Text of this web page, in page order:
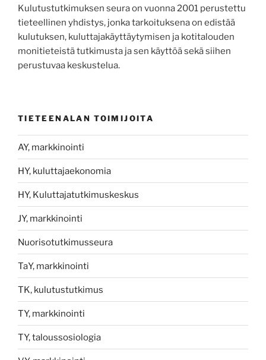
Kulutustutkimuksen seura on vuonna 2001 perustettu
tieteellinen yhdistys, jonka tarkoituksena on edistää
kulutuksen, kuluttajakäyttäytymisen ja kotitalouden
monitieteistä tutkimusta ja sen käyttöä sekä siihen
perustuvaa keskustelua.
TIETEENALAN TOIMIJOITA
AY, markkinointi
HY, kuluttajaekonomia
HY, Kuluttajatutkimuskeskus
JY, markkinointi
Nuorisotutkimusseura
TaY, markkinointi
TK, kulutustutkimus
TY, markkinointi
TY, taloussosiologia